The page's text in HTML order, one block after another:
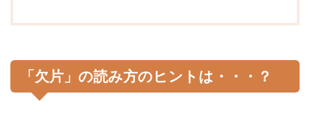
「欠片」の読み方のヒントは・・・？